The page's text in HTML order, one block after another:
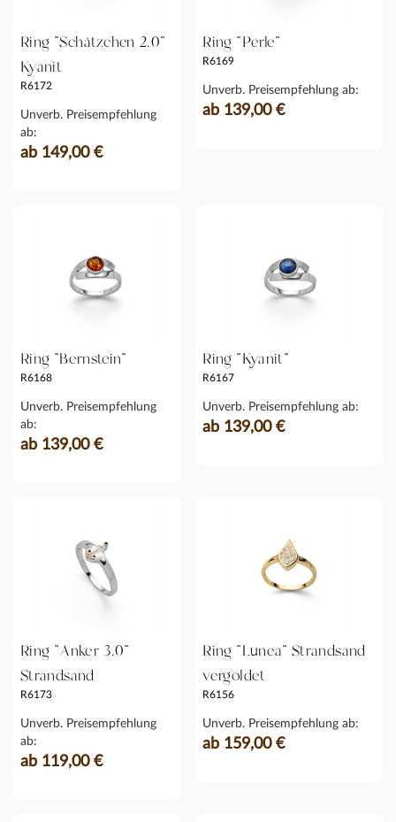
Ring "Schätzchen 2.0"
Kyanit
R6172
Unverb. Preisempfehlung
ab:
ab 149,00 €
Ring "Perle"
R6169
Unverb. Preisempfehlung ab:
ab 139,00 €
Ring "Bernstein"
R6168
Unverb. Preisempfehlung
ab:
ab 139,00 €
Ring "Kyanit"
R6167
Unverb. Preisempfehlung ab:
ab 139,00 €
Ring "Anker 3.0"
Strandsand
R6173
Unverb. Preisempfehlung
ab:
ab 119,00 €
Ring "Lunea" Strandsand
vergoldet
R6156
Unverb. Preisempfehlung ab:
ab 159,00 €